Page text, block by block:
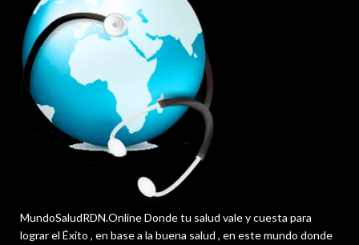
MundoSaludRDN.Online Donde tu salud vale y cuesta para
lograr el Éxito , en base a la buena salud , en este mundo donde